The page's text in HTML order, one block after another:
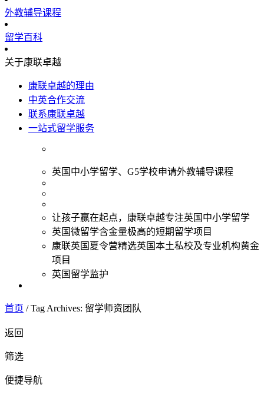
外教辅导课程
留学百科
关于康联卓越
康联卓越的理由
中英合作交流
联系康联卓越
一站式留学服务
英国中小学留学、G5学校申请外教辅导课程
让孩子赢在起点，康联卓越专注英国中小学留学
英国微留学含金量极高的短期留学项目
康联英国夏令营精选英国本土私校及专业机构黄金
项目
英国留学监护
首页 /Tag Archives: 留学师资团队
返回
筛选
便捷导航